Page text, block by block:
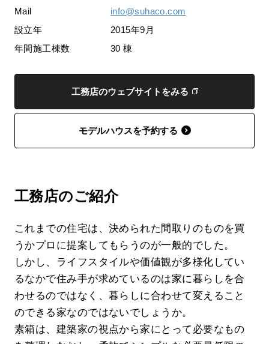
Mail
info@suhaco.com
設立年
2015年9月
年間施工棟数
30 棟
工務店のウェブサイトをみる
モデルハウスを予約する
工務店のご紹介
これまでの住宅は、決められた間取りのものを買
うかプロに提案してもらうのが一般的でした。
しかし、ライフスタイルや価値観が多様化してい
るなかで住み手が求めているのは家に暮らしを合
わせるのではなく、暮らしに合わせて変えること
のできる家なのではないでしょうか。
素箱は、建築家の視点から家にとって必要なもの